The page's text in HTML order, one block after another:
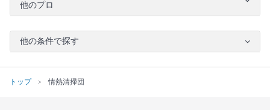
他のプロ
他の条件で探す
トップ 情熱清掃団